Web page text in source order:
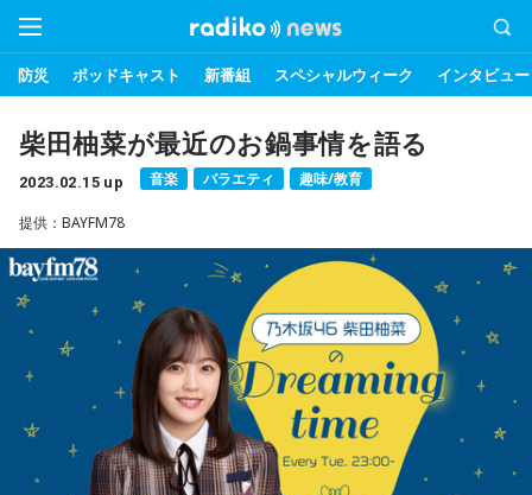
防災 ポッドキャスト 新番組 スペシャルウィーク インタビュー
柴田柚菜が最近のお鍋事情を語る
2023.02.15 up 音楽 バラエティ 趣味/教育
提供：BAYFM78